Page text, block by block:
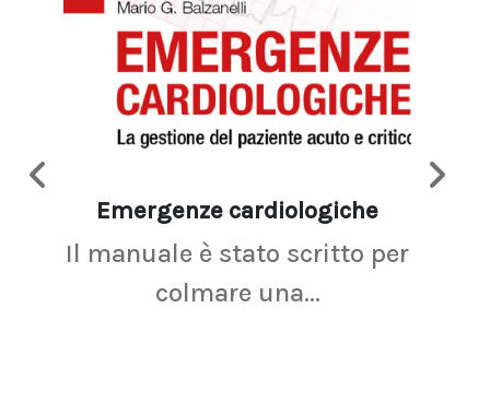
Emergenze cardiologiche
Il manuale è stato scritto per
colmare una...